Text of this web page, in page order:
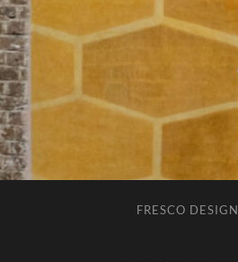
FRESCO DESIGN